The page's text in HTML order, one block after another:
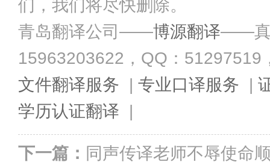
们，我们将尽快删除。
青岛翻译公司——博源翻译——真
15963203622，QQ：51297519
文件翻译服务 | 专业口译服务 |
学历认证翻译 |
下一篇： 同声传译老师不辱使命